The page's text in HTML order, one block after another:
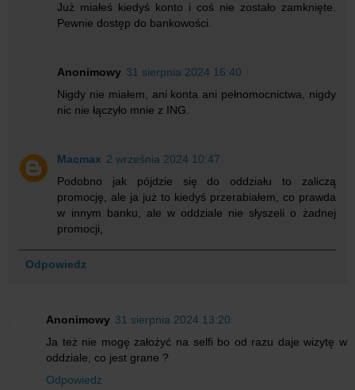
Już miałeś kiedyś konto i coś nie zostało zamknięte.
Pewnie dostęp do bankowości.
Anonimowy 31 sierpnia 2024 16:40
Nigdy nie miałem, ani konta ani pełnomocnictwa, nigdy
nic nie łączyło mnie z ING.
Macmax 2 września 2024 10:47
Podobno jak pójdzie się do oddziału to zaliczą
promocję, ale ja już to kiedyś przerabiałem, co prawda
w innym banku, ale w oddziale nie słyszeli o żadnej
promocji,
Odpowiedz
Anonimowy 31 sierpnia 2024 13:20
Ja też nie mogę założyć na selfi bo od razu daje wizytę w
oddziale, co jest grane ?
Odpowiedz